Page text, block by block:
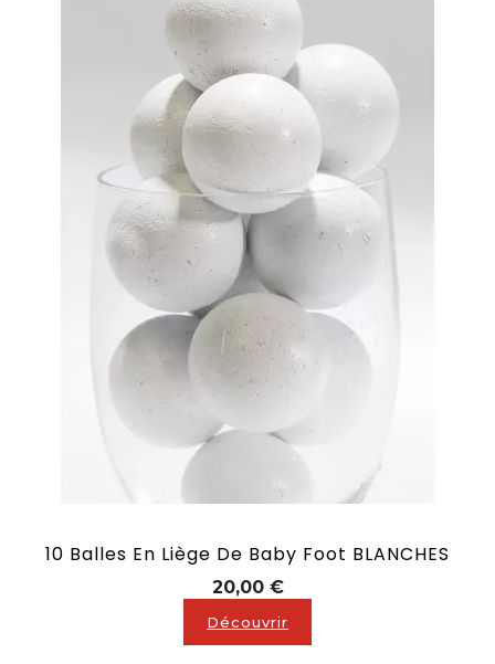
10 Balles En Liège De Baby Foot BLANCHES
20,00 €Prix
Découvrir